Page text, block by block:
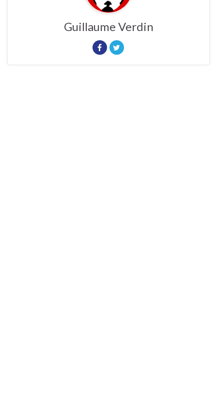
Guillaume Verdin